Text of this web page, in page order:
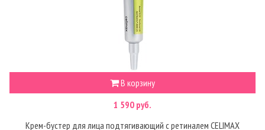
В корзину
1 590 руб.
Крем-бустер для лица подтягивающий с ретиналем CELIMAX